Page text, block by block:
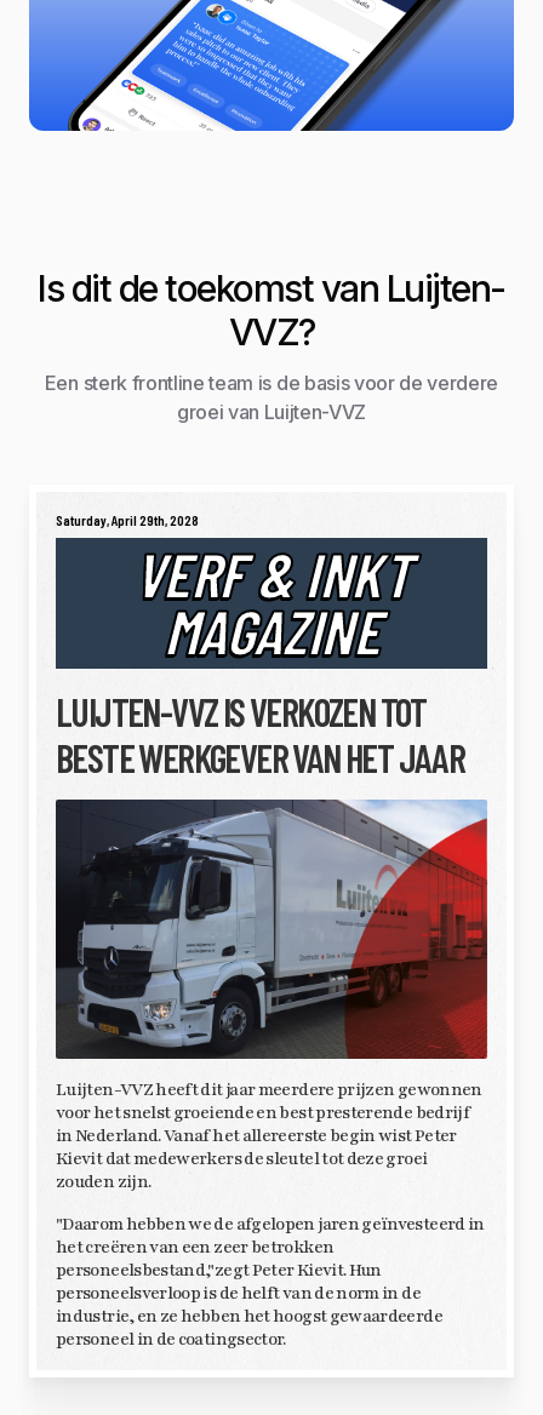
Saturday, April 29th, 2028
VERF & INKT
MAGAZINE
LUIJTEN-VVZ IS VERKOZEN TOT
BESTE WERKGEVER VAN HET JAAR
Luijten-VVZ heeft dit jaar meerdere prijzen gewonnen
voor het snelst groeiende en best presterende bedrijf
in Nederland. Vanaf het allereerste begin wist Peter
Kievit dat medewerkers de sleutel tot deze groei
zouden zijn.
"Daarom hebben we de afgelopen jaren geïnvesteerd in
het creëren van een zeer betrokken
personeelsbestand,"zegt Peter Kievit. Hun
personeelsverloop is de helft van de norm in de
industrie, en ze hebben het hoogst gewaardeerde
personeel in de coatingsector.
Is dit de toekomst van Luijten-
VVZ?
Een sterk frontline team is de basis voor de verdere
groei van Luijten-VVZ